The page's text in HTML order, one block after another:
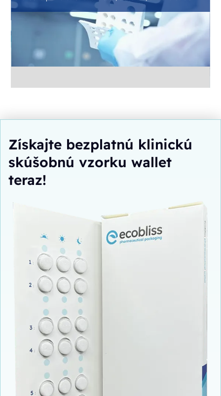
partner spolu s vami. Ak chcete
sebe, dodáme vám aj samotný
od štúdie na trh zostane pod
Získajte bezplatnú klinickú
skúšobnú vzorku wallet
teraz!